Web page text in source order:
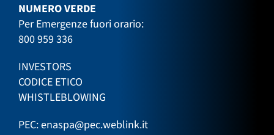
NUMERO VERDE
Per Emergenze fuori orario:
800 959 336
INVESTORS
CODICE ETICO
WHISTLEBLOWING
PEC:enaspa@pec.weblink.it